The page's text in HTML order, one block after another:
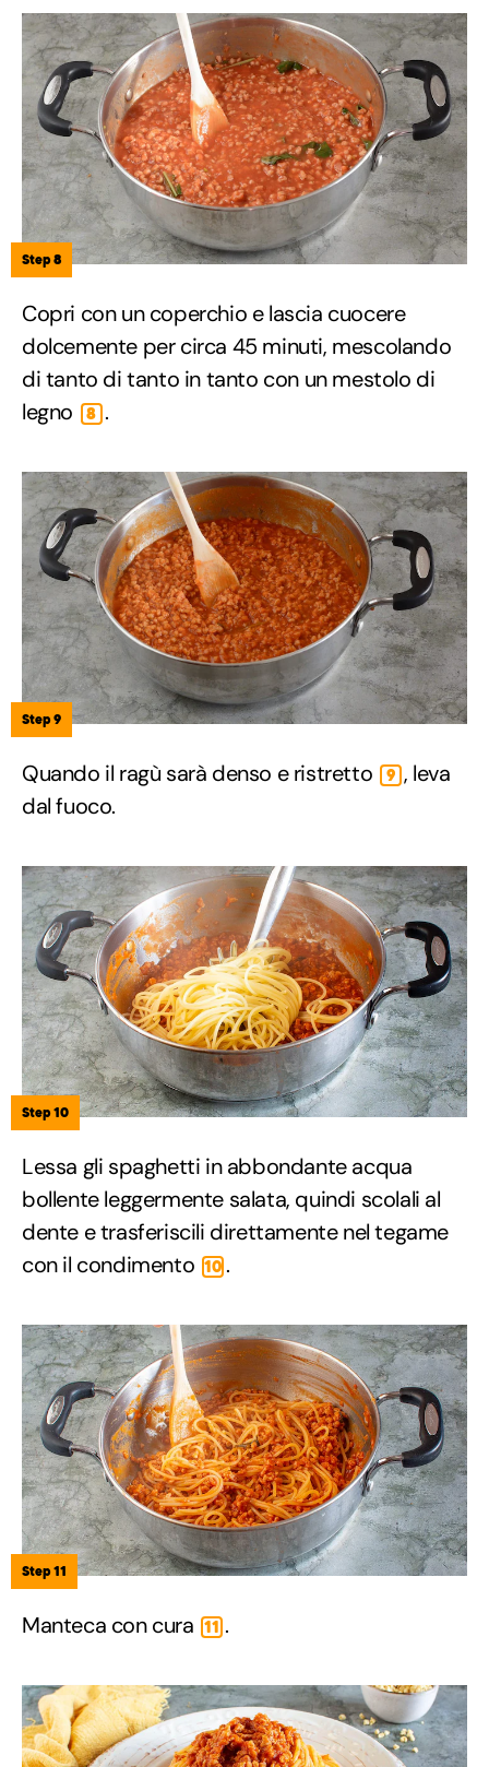
Step 8
Copri con un coperchio e lascia cuocere
dolcemente per circa 45 minuti, mescolando
di tanto di tanto in tanto con un mestolo di
legno
8 .
Step 9
Quando il ragù sarà denso e ristretto 9 , leva
dal fuoco.
Step 10
Lessa gli spaghetti in abbondante acqua
bollente leggermente salata, quindi scolali al
dente e trasferiscili direttamente nel tegame
con il condimento 10 .
Step 11
Manteca con cura 11 .